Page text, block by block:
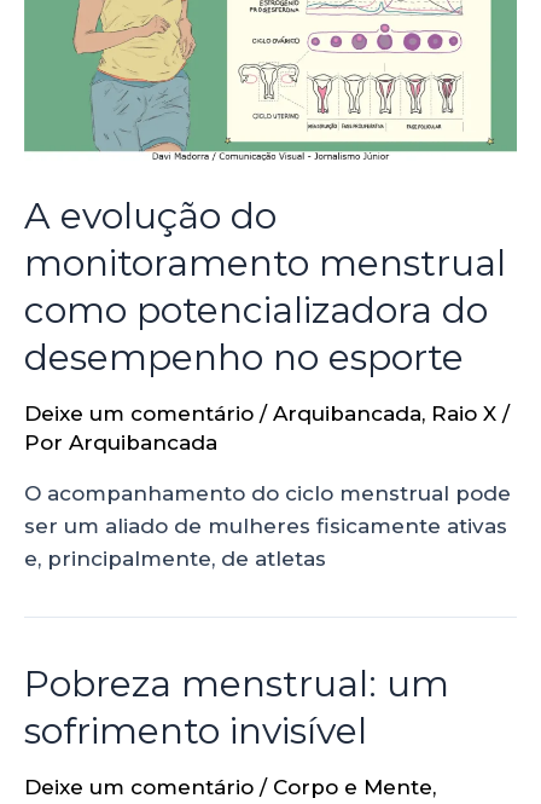
A evolução do
monitoramento menstrual
como potencializadora do
desempenho no esporte
Deixe um comentário / Arquibancada, Raio X /
Por Arquibancada
O acompanhamento do ciclo menstrual pode
ser um aliado de mulheres fisicamente ativas
e, principalmente, de atletas
Pobreza menstrual: um
sofrimento invisível
Deixe um comentário / Corpo e Mente,